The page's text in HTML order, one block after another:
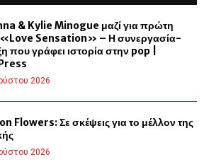
& Kylie Minogue μαζί για πρώτη
Sensation» – Η συνεργασία-
που γράφει ιστορία στην pop |
2026
Flowers: Σε σκέψεις για το μέλλον της
2026